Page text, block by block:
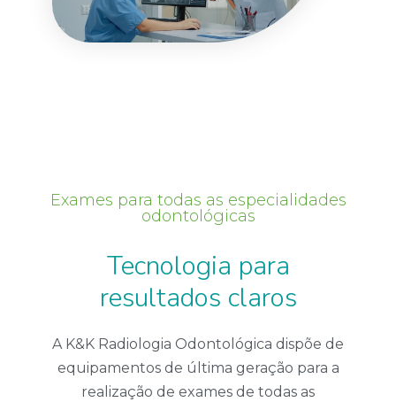
Exames para todas as especialidades
odontológicas
Tecnologia para
resultados claros
A K&K Radiologia Odontológica dispõe de
equipamentos de última geração para a
realização de exames de todas as